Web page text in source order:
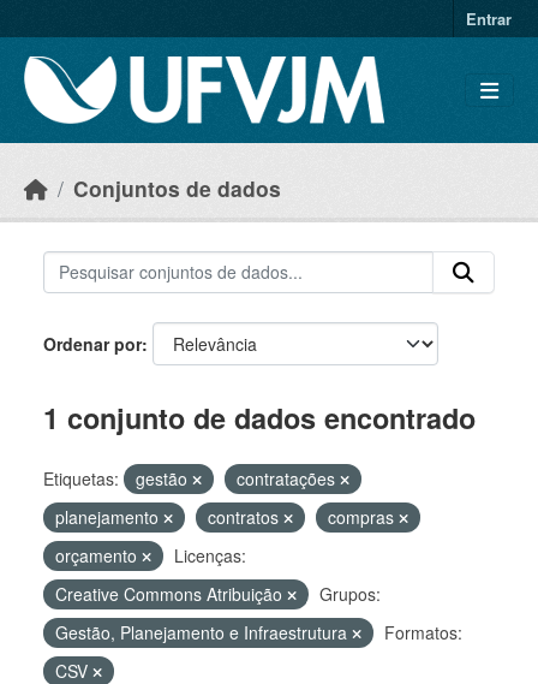
Entrar
Conjuntos de dados
Ordenar por
1 conjunto de dados encontrado
Etiquetas: gestão
contratações
planejamento
contratos
compras
orçamento
Licenças:
Creative Commons Atribuição
Grupos:
Gestão, Planejamento e Infraestrutura
Formatos:
CSV